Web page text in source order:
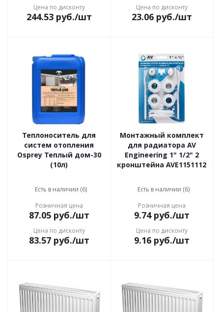
Цена по дисконту
244.53руб./шт
Цена по дисконту
23.06руб./шт
Теплоноситель для
систем отопления
Osprey Теплый дом-30
(10л)
Есть в наличии (6)
Розничная цена
87.05руб./шт
Цена по дисконту
83.57руб./шт
Монтажный комплект
для радиатора AV
Engineering 1" 1/2" 2
кронштейна AVE1151112
Есть в наличии (6)
Розничная цена
9.74руб./шт
Цена по дисконту
9.16руб./шт